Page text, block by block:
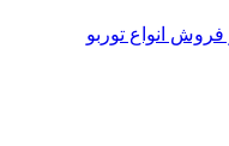
فروش انواع توربو